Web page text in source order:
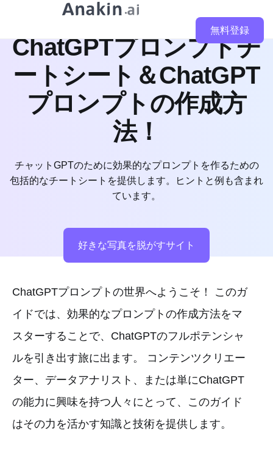
無料登録
ChatGPTプロンプトチ
ートシート＆ChatGPT
プロンプトの作成方
法！
チャットGPTのために効果的なプロンプトを作るための
包括的なチートシートを提供します。ヒントと例も含まれ
ています。
好きな写真を脱がすサイト
ChatGPTプロンプトの世界へようこそ！ このガ
イドでは、効果的なプロンプトの作成方法をマ
スターすることで、ChatGPTのフルポテンシャ
ルを引き出す旅に出ます。 コンテンツクリエー
ター、データアナリスト、または単にChatGPT
の能力に興味を持つ人々にとって、このガイド
はその力を活かす知識と技術を提供します。